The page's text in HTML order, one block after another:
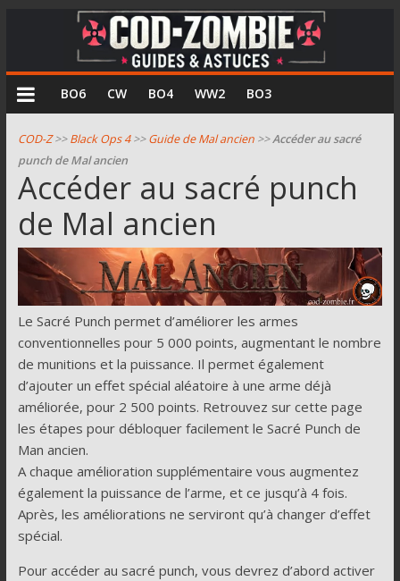
COD
Zombie
Guides
et
astuces
pour
le
mode
zombie
de
Call
of
Duty
BO6 CW BO4 WW2 BO3
COD-Z>>Black Ops 4>>Guide de Mal ancien>>Accéder au sacré
punch de Mal ancien
Accéder au sacré punch
de Mal ancien
Le Sacré Punch permet d’améliorer les armes
conventionnelles pour 5 000 points, augmentant le nombre
de munitions et la puissance. Il permet également
d’ajouter un effet spécial aléatoire à une arme déjà
améliorée, pour 2 500 points. Retrouvez sur cette page
les étapes pour débloquer facilement le Sacré Punch de
Man ancien.
A chaque amélioration supplémentaire vous augmentez
également la puissance de l’arme, et ce jusqu’à 4 fois.
Après, les améliorations ne serviront qu’à changer d’effet
spécial.
Pour accéder au sacré punch, vous devrez d’abord activer